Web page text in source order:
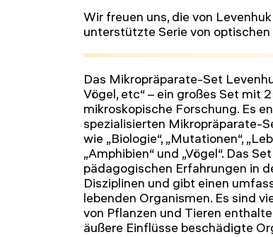
Wir freuen uns, die von
unterstützte Serie von
Das Mikropräparate-Set
Vögel, etc“ – ein großes Set mit
mikroskopische Forschung. Es
spezialisierten Mikropräparate-
wie „Biologie“, „Mutationen“,
„Amphibien“ und „Vögel“. Das
pädagogischen Erfahrungen in
Disziplinen und gibt einen
lebenden Organismen. Es sind
von Pflanzen und Tieren
äußere Einflüsse beschädigte